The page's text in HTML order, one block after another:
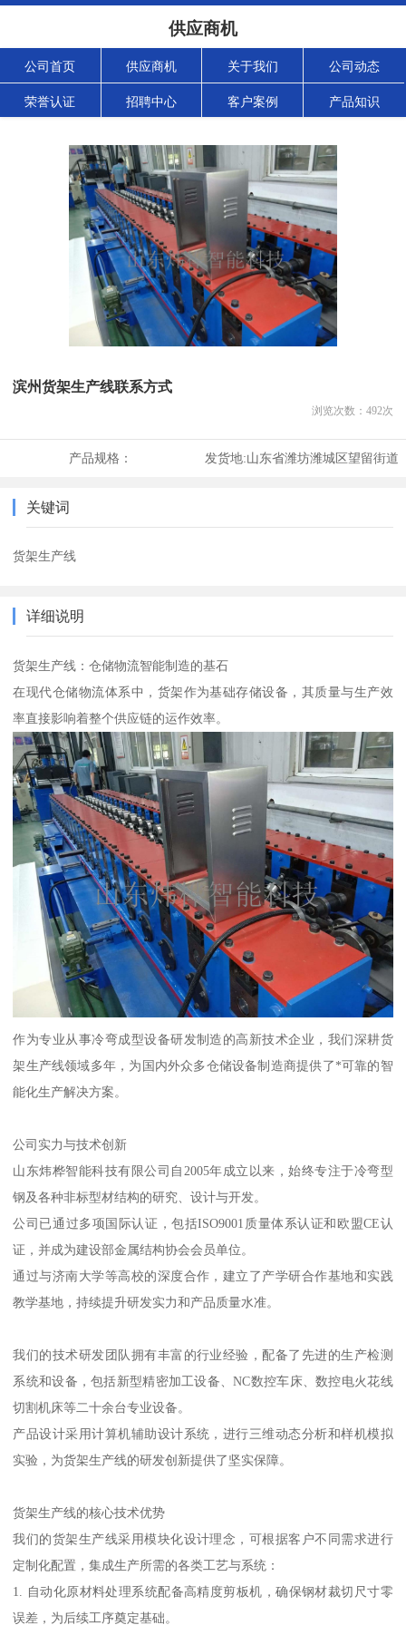
供应商机
公司首页 供应商机 关于我们 公司动态
荣誉认证 招聘中心 客户案例 产品知识
滨州货架生产线联系方式
浏览次数： 492次
产品规格： 发货地:山东省潍坊潍城区望留街道
关键词
货架生产线
详细说明
货架生产线：仓储物流智能制造的基石
在现代仓储物流体系中，货架作为基础存储设备，其质量与生产效
率直接影响着整个供应链的运作效率。
作为专业从事冷弯成型设备研发制造的高新技术企业，我们深耕货
架生产线领域多年，为国内外众多仓储设备制造商提供了*可靠的智
能化生产解决方案。
公司实力与技术创新
山东炜桦智能科技有限公司自2005年成立以来，始终专注于冷弯型
钢及各种非标型材结构的研究、设计与开发。
公司已通过多项国际认证，包括ISO9001质量体系认证和欧盟CE认
证，并成为建设部金属结构协会会员单位。
通过与济南大学等高校的深度合作，建立了产学研合作基地和实践
教学基地，持续提升研发实力和产品质量水准。
我们的技术研发团队拥有丰富的行业经验，配备了先进的生产检测
系统和设备，包括新型精密加工设备、NC数控车床、数控电火花线
切割机床等二十余台专业设备。
产品设计采用计算机辅助设计系统，进行三维动态分析和样机模拟
实验，为货架生产线的研发创新提供了坚实保障。
货架生产线的核心技术优势
我们的货架生产线采用模块化设计理念，可根据客户不同需求进行
定制化配置，集成生产所需的各类工艺与系统：
1. 自动化原材料处理系统配备高精度剪板机，确保钢材裁切尺寸零
误差，为后续工序奠定基础。